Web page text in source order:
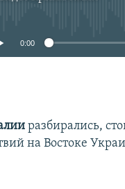
source currently
0:00
разбирались,
на Востоке